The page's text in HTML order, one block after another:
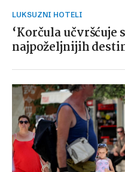
LUKSUZNI HOTELI
‘Korčula učvršćuje
najpoželjnijih